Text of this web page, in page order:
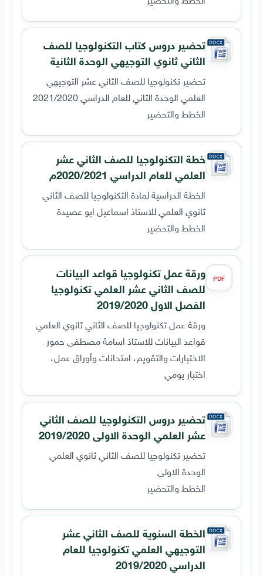
تحضير دروس كتاب التكنولوجيا للصف
الثاني ثانوي التوجيهي الوحدة الثانية
تحضير تكنولوجيا للصف الثاني عشر التوجيهي
العلمي الوحدة الثاني للعام الدراسي 2021/2020
الخطط والتحضير
خطة التكنولوجيا للصف الثاني عشر
العلمي للعام الدراسي 2020/2021م
الخطة الدراسية لمادة التكنولوجيا للصف الثاني
ثانوي العلمي للاستاذ اسماعيل ابو عصيدة
الخطط والتحضير
PDF
ورقة عمل تكنولوجيا قواعد البيانات
للصف الثاني عشر العلمي تكنولوجيا
الفصل الاول 2019/2020
ورقة عمل تكنولوجيا للصف الثاني ثانوي العلمي
قواعد البيانات للاستاذ اسامة مصطفى حمور
الاختبارات والتقويم، امتحانات وأوراق عمل،
اختبار يومي
تحضير دروس التكنولوجيا للصف الثاني
عشر العلمي الوحدة الاولى 2019/2020
تحضير تكنولوجيا للصف الثاني ثانوي العلمي
الوحدة الاولى
الخطط والتحضير
الخطة السنوية للصف الثاني عشر
التوجيهي العلمي تكنولوجيا للعام
الدراسي 2019/2020